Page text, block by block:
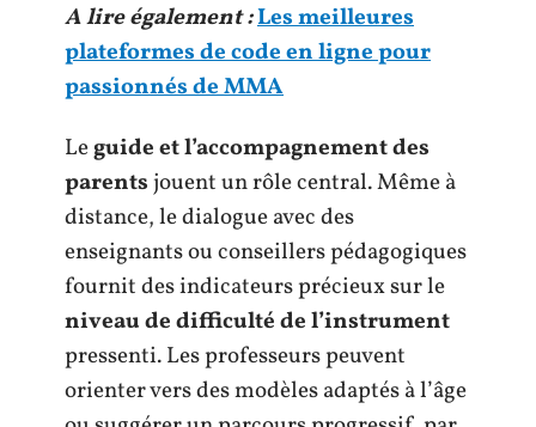
A lire également :Les meilleures
plateformes de code en ligne pour
passionnés de MMA
Leguide et l’accompagnement des
parentsjouent un rôle central. Même à
distance, le dialogue avec des
enseignants ou conseillers pédagogiques
fournit des indicateurs précieux sur le
niveau de difficulté de l’instrument
pressenti. Les professeurs peuvent
orienter vers des modèles adaptés à l’âge